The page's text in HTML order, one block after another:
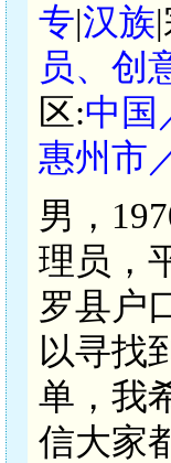
专|汉族
员、创
区:中国
惠州市
男，
理员，
罗县户
以寻找
单，我
信大家